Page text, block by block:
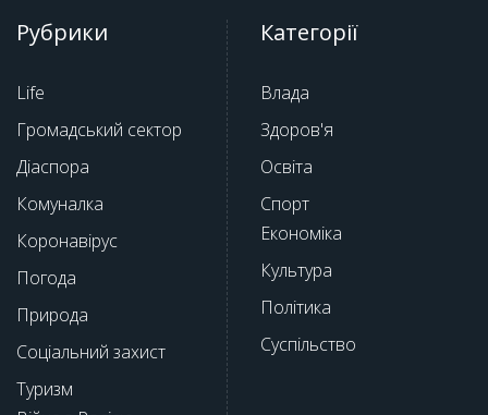
Рубрики
Life
Громадський сектор
Діаспора
Комуналка
Коронавірус
Погода
Природа
Соціальний захист
Туризм
Категорії
Влада
Здоров'я
Освіта
Спорт
Економіка
Культура
Політика
Суспільство